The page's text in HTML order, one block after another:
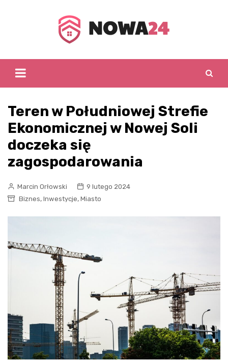
Teren w Południowej Strefie
Ekonomicznej w Nowej Soli
doczeka się
zagospodarowania
Marcin Orłowski
9 lutego 2024
Biznes, Inwestycje, Miasto